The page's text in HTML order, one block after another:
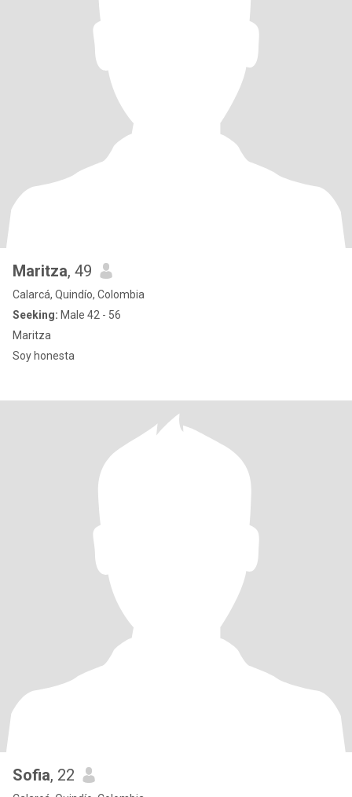
Maritza, 49
Calarcá, Quindío, Colombia
Seeking: Male 42 - 56
Maritza
Soy honesta
Sofia, 22